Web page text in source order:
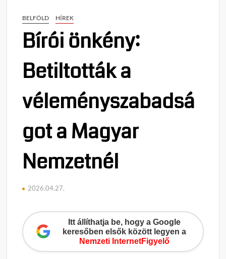
BELFÖLD HÍREK
Bírói önkény:
Betiltották a
véleményszabadsá
got a Magyar
Nemzetnél
2026.04.27.
Itt állíthatja be, hogy a Google
keresőben elsők között legyen a
Nemzeti InternetFigyelő